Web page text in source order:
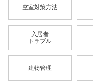
空室対策方法
入居者
トラブル
建物管理